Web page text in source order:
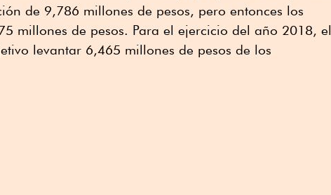
de 9,786 millones de pesos, pero entonces los
millones de pesos. Para el ejercicio del año 2018, el
levantar 6,465 millones de pesos de los